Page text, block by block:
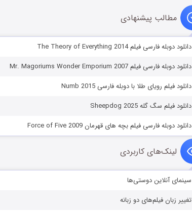
مطالب پیشنهادی
دانلود دوبله فارسی فیلم The Theory of Everything 2014
دانلود دوبله فارسی فیلم Mr. Magoriums Wonder Emporium 2007
دانلود فیلم رویای طلا با دوبله فارسی Numb 2015
دانلود فیلم سگ گله Sheepdog 2025
دانلود دوبله فارسی فیلم بچه های قهرمان Force of Five 2009
لینک‌های کاربردی
سینمای آنلاین دوستی‌ها
تغییر زبان فیلم‌های دو زبانه